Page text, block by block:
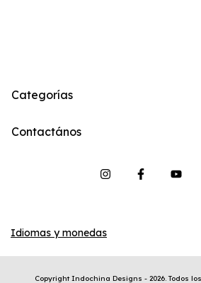
Categorías
Contactános
Idiomas y monedas
Copyright Indochina Designs - 2026. Todos